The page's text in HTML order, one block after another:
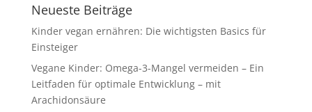
Neueste Beiträge
Kinder vegan ernähren: Die wichtigsten Basics für
Einsteiger
Vegane Kinder: Omega-3-Mangel vermeiden – Ein
Leitfaden für optimale Entwicklung – mit
Arachidonsäure